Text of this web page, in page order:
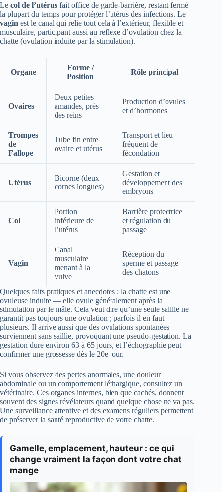
Le col de l’utérus fait office de garde-barrière, restant fermé
la plupart du temps pour protéger l’utérus des infections. Le
vagin est le canal qui relie tout cela à l’extérieur, flexible et
musculaire, participant aussi au reflexe d’ovulation chez la
chatte (ovulation induite par la stimulation).
Organe
Forme /
Position
Rôle principal
Ovaires
Deux petites
amandes, près
des reins
Production d’ovules
et d’hormones
Trompes
de
Fallope
Tube fin entre
ovaire et utérus
Transport et lieu
fréquent de
fécondation
Utérus
Bicorne (deux
cornes longues)
Gestation et
développement des
embryons
Col
Portion
inférieure de
l’utérus
Barrière protectrice
et régulation du
passage
Vagin
Canal
musculaire
menant à la
vulve
Réception du
sperme et passage
des chatons
Quelques faits pratiques et anecdotes : la chatte est une
ovuleuse induite — elle ovule généralement après la
stimulation par le mâle. Cela veut dire qu’une seule saillie ne
garantit pas toujours une ovulation ; parfois il en faut
plusieurs. Il arrive aussi que des ovulations spontanées
surviennent sans saillie, provoquant une pseudo-gestation. La
gestation dure environ 63 à 65 jours, et l’échographie peut
confirmer une grossesse dès le 20e jour.
Si vous observez des pertes anormales, une douleur
abdominale ou un comportement léthargique, consultez un
vétérinaire. Ces organes internes, bien que cachés, donnent
souvent des signes révélateurs quand quelque chose ne va pas.
Une surveillance attentive et des examens réguliers permettent
de préserver la santé reproductive de votre chatte.
Gamelle, emplacement, hauteur : ce qui
change vraiment la façon dont votre chat
mange